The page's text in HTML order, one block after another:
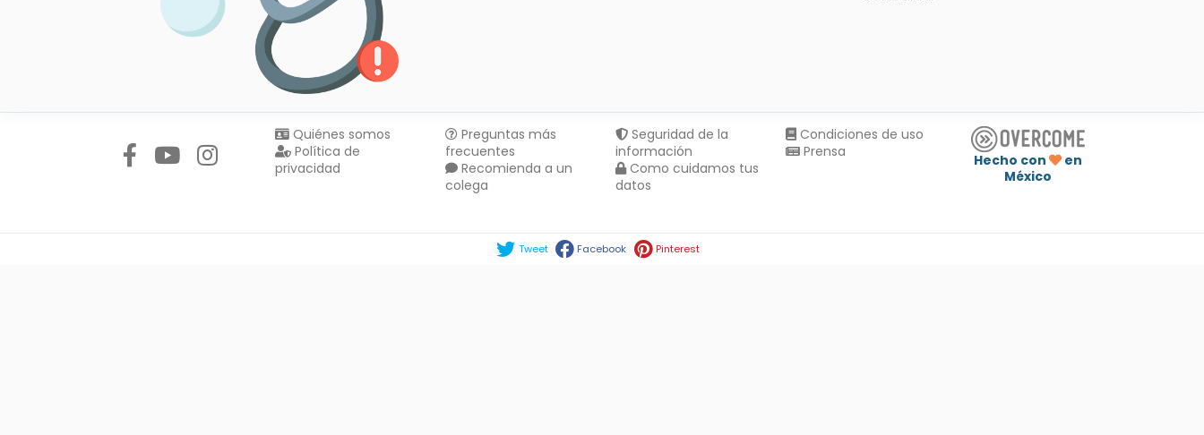
Quiénes somos
Política de
privacidad
Preguntas más
frecuentes
Recomienda a un
colega
Seguridad de la
información
Como cuidamos tus
datos
Condiciones de uso
Prensa
Hecho con
en
México
Tweet Facebook Pinterest